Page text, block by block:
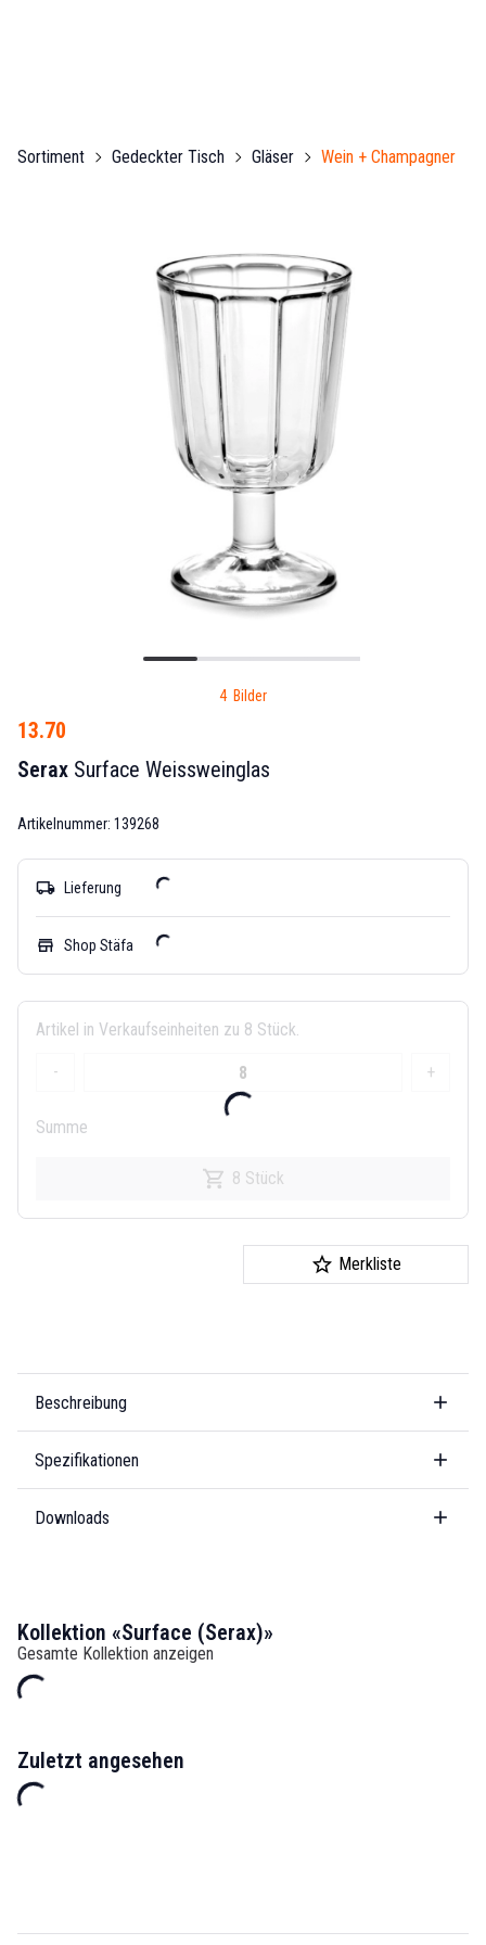
Sortiment Gedeckter Tisch Gläser Wein + Champagner
4 Bilder
13.70
Serax Surface Weissweinglas
Artikelnummer: 139268
local_shipping Lieferung
store Shop Stäfa
Artikel in Verkaufseinheiten zu 8 Stück.
- +
Summe
8 Stück
Merkliste
Beschreibung
Spezifikationen
Downloads
Kollektion «Surface (Serax)»
Gesamte Kollektion anzeigen
Zuletzt angesehen